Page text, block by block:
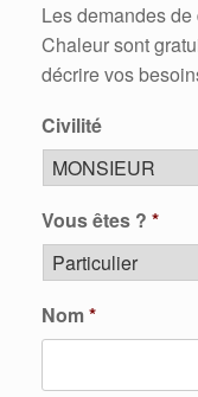
Les demandes
Chaleur sont
décrire vos
Civilité
Vous êtes ? *
Nom*